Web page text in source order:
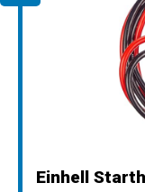
Einhell